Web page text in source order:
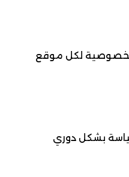
الخصوصية لكل موقع
بشكل دوري